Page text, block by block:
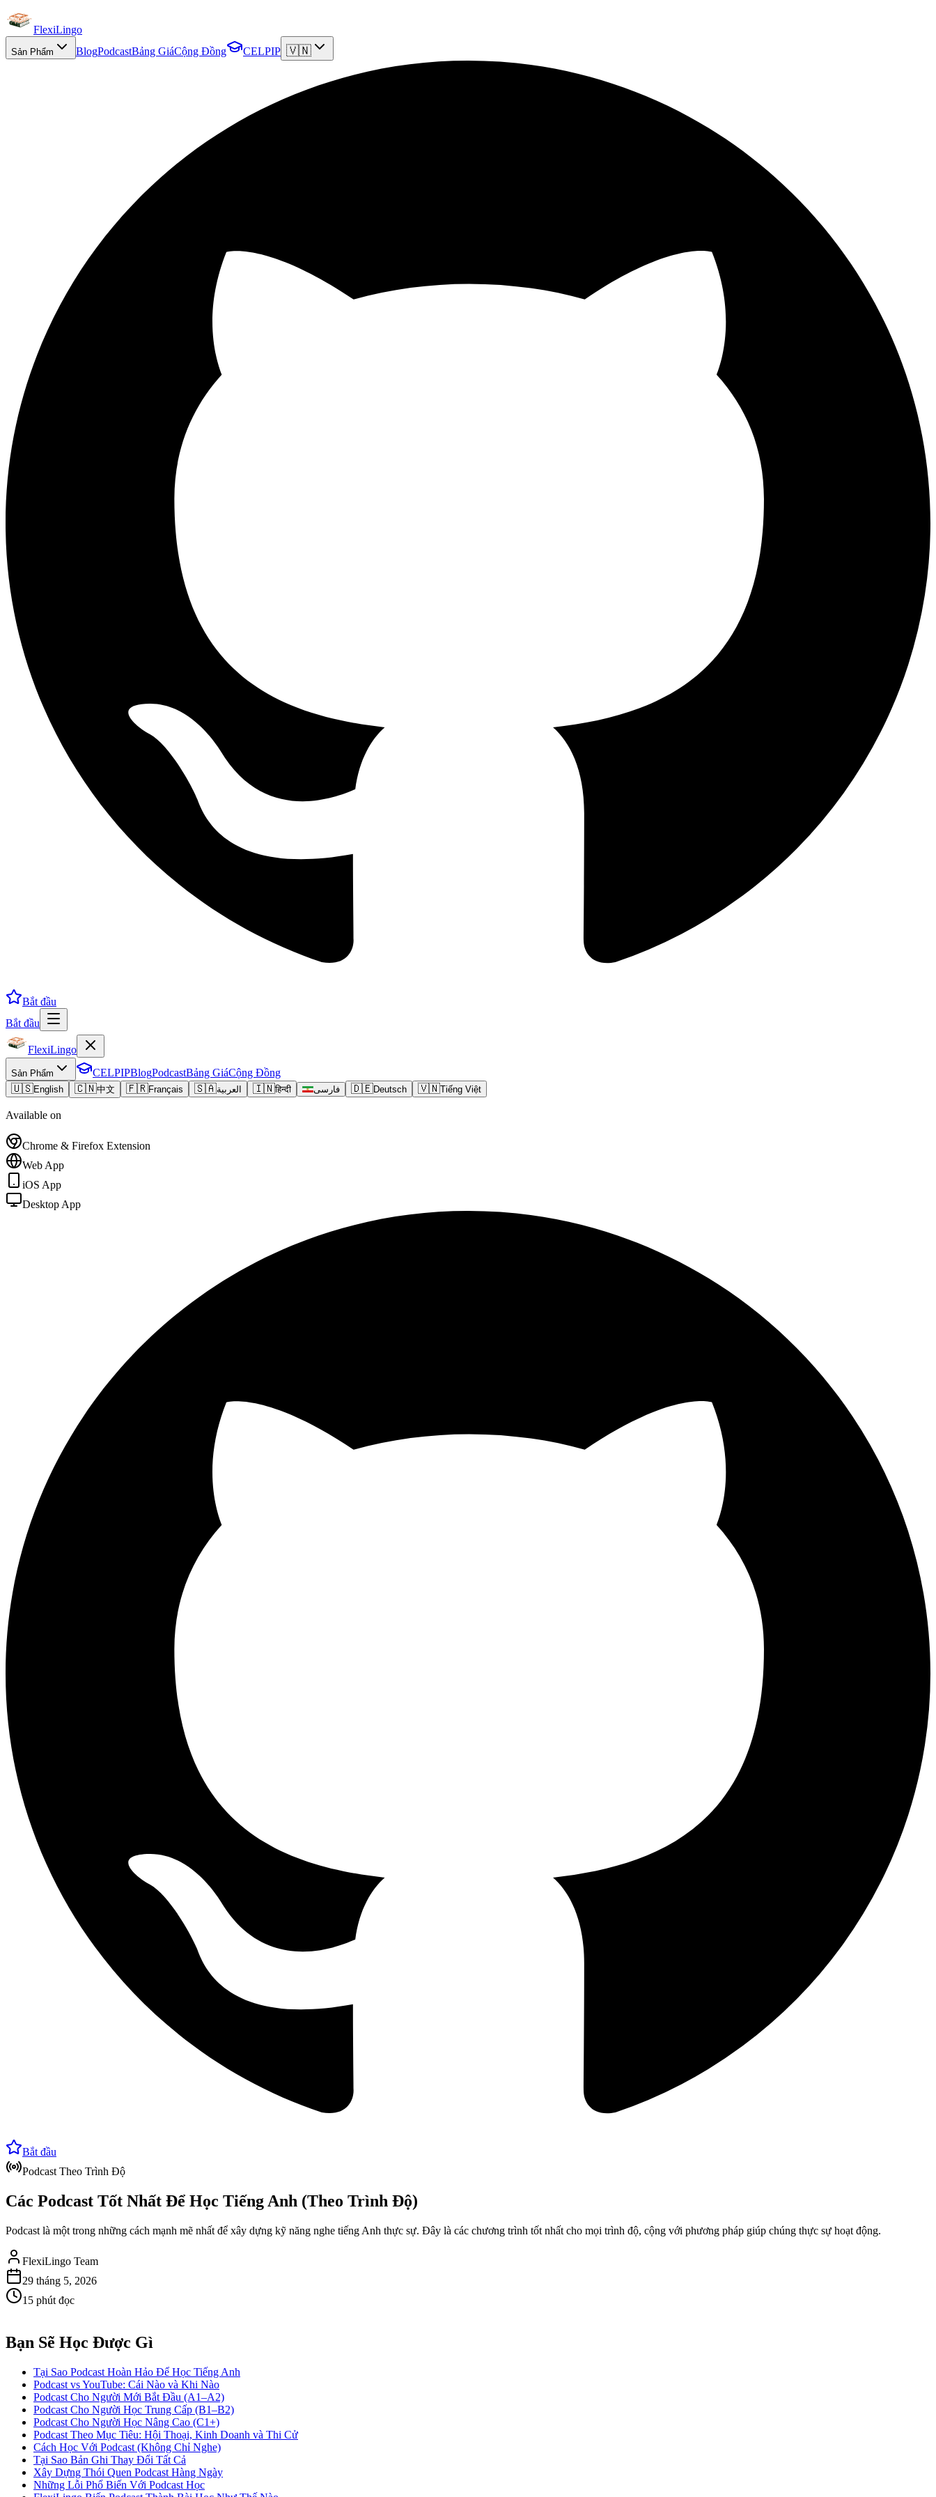
FlexiLingo
Sản Phẩm BlogPodcastBảng GiáCộng Đồng CELPIP 🇻🇳
Bắt đầu
Bắt đầu
FlexiLingo
Sản Phẩm CELPIPBlogPodcastBảng GiáCộng Đồng
🇺🇸English 🇨🇳中文 🇫🇷Français 🇸🇦العربية 🇮🇳हिन्दी فارسی 🇩🇪Deutsch 🇻🇳Tiếng Việt
Available on
Chrome & Firefox Extension
Web App
iOS App
Desktop App
Bắt đầu
Podcast Theo Trình Độ
Các Podcast Tốt Nhất Để Học Tiếng Anh (Theo Trình Độ)
Podcast là một trong những cách mạnh mẽ nhất để xây dựng kỹ năng nghe tiếng Anh thực sự. Đây là các chương trình tốt nhất cho mọi trình độ, cộng với phương pháp giúp chúng thực sự hoạt động.
FlexiLingo Team
29 tháng 5, 2026
15 phút đọc
Bạn Sẽ Học Được Gì
Tại Sao Podcast Hoàn Hảo Để Học Tiếng Anh
Podcast vs YouTube: Cái Nào và Khi Nào
Podcast Cho Người Mới Bắt Đầu (A1–A2)
Podcast Cho Người Học Trung Cấp (B1–B2)
Podcast Cho Người Học Nâng Cao (C1+)
Podcast Theo Mục Tiêu: Hội Thoại, Kinh Doanh và Thi Cử
Cách Học Với Podcast (Không Chỉ Nghe)
Tại Sao Bản Ghi Thay Đổi Tất Cả
Xây Dựng Thói Quen Podcast Hàng Ngày
Những Lỗi Phổ Biến Với Podcast Học